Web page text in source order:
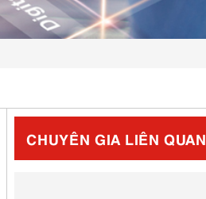
CHUYÊN GIA LIÊN QUAN